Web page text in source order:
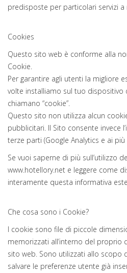
predisposte per particolari servizi a
Cookies
Questo sito web è conforme alla
Cookie.
Per garantire agli utenti la migliore
volte installiamo sul tuo dispositivo
chiamano “cookie”.
Questo sito non utilizza alcun
pubblicitari. Il Sito consente invece
terze parti (Google Analytics e ai
Se vuoi saperne di più sull’utilizzo
www.hotellory.net e leggere come
interamente questa informativa
Che cosa sono i Cookie?
I cookie sono file di piccole
memorizzati all’interno del proprio
sito web. Sono utilizzati allo scopo
salvare le preferenze utente già